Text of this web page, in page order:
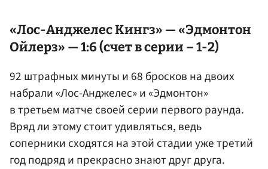
«Лос-Анджелес Кингз» — «Эдмонтон
Ойлерз» — 1:6 (счет в серии – 1-2)
92 штрафных минуты и 68 бросков на двоих
набрали «Лос-Анджелес» и «Эдмонтон»
в третьем матче своей серии первого раунда.
Вряд ли этому стоит удивляться, ведь
соперники сходятся на этой стадии уже третий
год подряд и прекрасно знают друг друга.